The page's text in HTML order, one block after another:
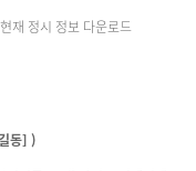
재 정시 정보 다운로드
동] )